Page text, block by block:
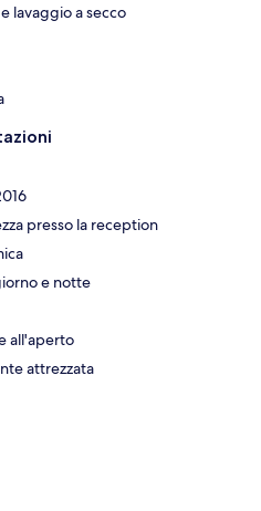
lavaggio a secco
presso la reception
e notte
all'aperto
attrezzata